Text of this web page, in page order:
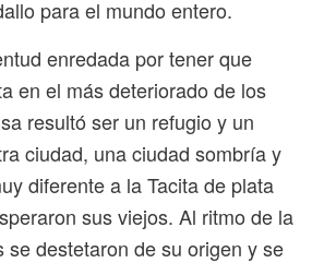
para el mundo entero.
enredada por tener que
en el más deteriorado de los
resultó ser un refugio y un
ciudad, una ciudad sombría y
diferente a la Tacita de plata
sus viejos. Al ritmo de la
se destetaron de su origen y se